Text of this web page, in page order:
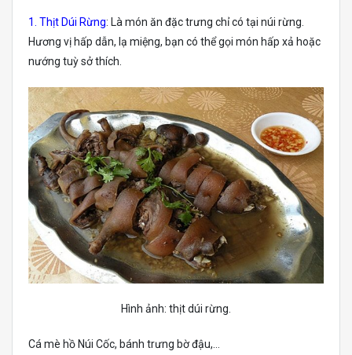
1. Thịt Dúi Rừng: Là món ăn đặc trưng chỉ có tại núi rừng.
Hương vị hấp dẫn, lạ miệng, bạn có thể gọi món hấp xả hoặc
nướng tuỳ sở thích.
Hình ảnh: thịt dúi rừng.
Cá mè hồ Núi Cốc, bánh trưng bờ đậu,…